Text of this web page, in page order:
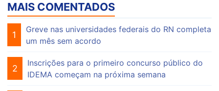
MAIS COMENTADOS
1
Greve nas universidades federais do RN completa
um mês sem acordo
2
Inscrições para o primeiro concurso público do
IDEMA começam na próxima semana